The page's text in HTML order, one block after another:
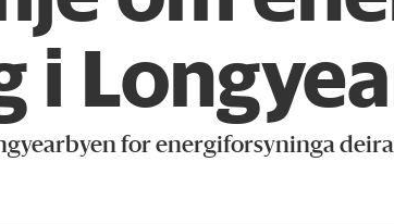
i
for energiforsyninga